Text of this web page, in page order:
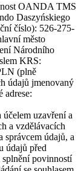
OANDA TMS
Daszyńskiego
číslo): 526-275-
město
Národního
KRS:
(plně
údajů jmenovaný
adrese:
uzavření a
a vzdělávacích
správcem údajů, a
údajů před
splnění povinností